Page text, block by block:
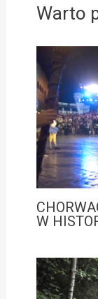
Warto
W